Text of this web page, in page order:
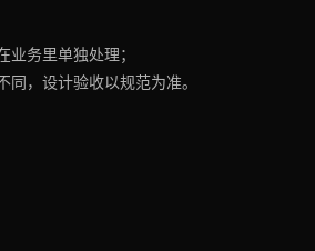
务里单独处理；
，设计验收以规范为准。